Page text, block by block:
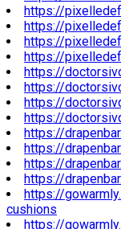
https://
https://
https://
https://
https://
https://
https://
https://
https://
https://
https://
https://
https://
cushions
https://